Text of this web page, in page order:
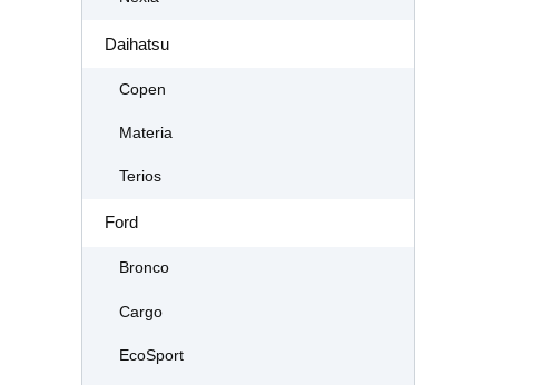
Daihatsu
Copen
Materia
Terios
Ford
Bronco
Cargo
EcoSport